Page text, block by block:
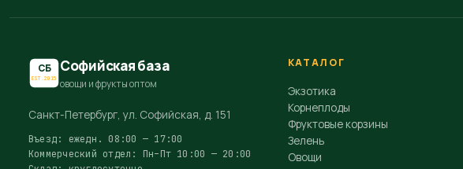
СБ
EST.2015
Софийская база
овощи и фрукты оптом
Санкт-Петербург, ул. Софийская, д. 151
Въезд: ежедн. 08:00 — 17:00
Коммерческий отдел: Пн–Пт 10:00 — 20:00
КАТАЛОГ
Экзотика
Корнеплоды
Фруктовые корзины
Зелень
Овощи